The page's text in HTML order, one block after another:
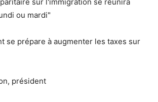
ou mardi"
se prépare à augmenter les taxes sur
président